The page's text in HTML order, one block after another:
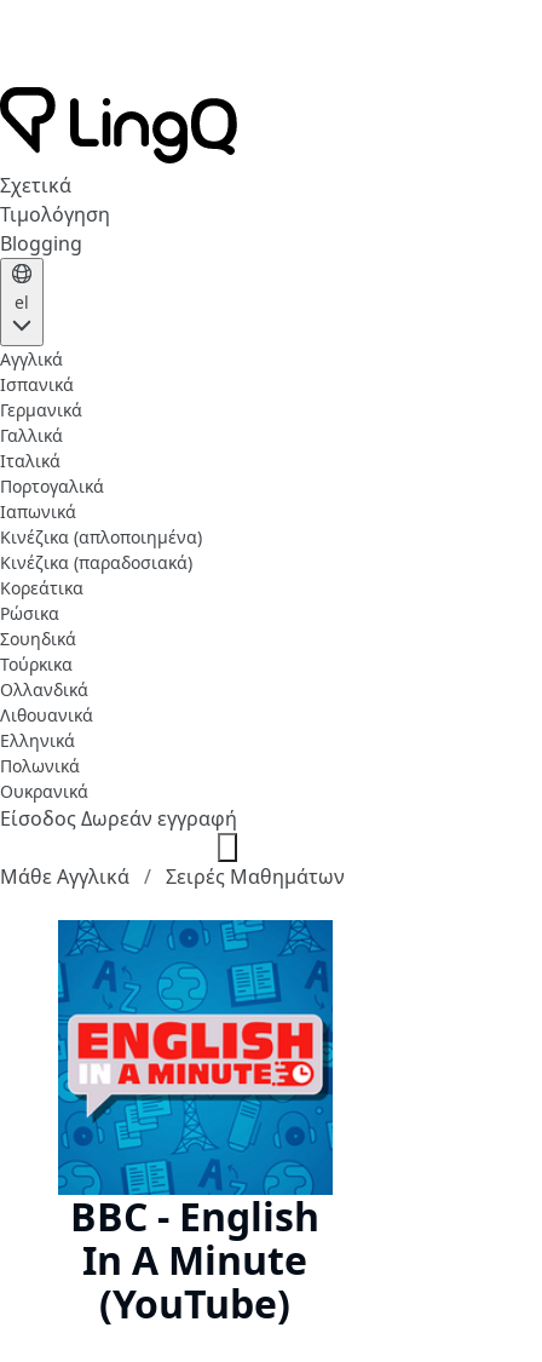
Σχετικά
Τιμολόγηση
Blogging
el
Αγγλικά
Ισπανικά
Γερμανικά
Γαλλικά
Ιταλικά
Πορτογαλικά
Ιαπωνικά
Κινέζικα (απλοποιημένα)
Κινέζικα (παραδοσιακά)
Κορεάτικα
Ρώσικα
Σουηδικά
Τούρκικα
Ολλανδικά
Λιθουανικά
Ελληνικά
Πολωνικά
Ουκρανικά
ΕίσοδοςΔωρεάν εγγραφή
Μάθε Αγγλικά Σειρές Μαθημάτων
BBC - English
In A Minute
(YouTube)